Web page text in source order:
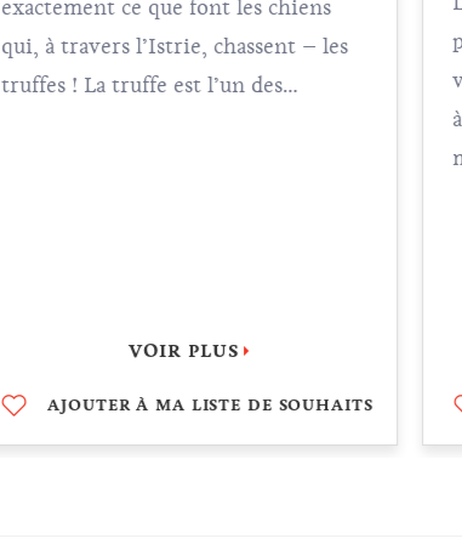
exactement ce que font les chiens
qui, à travers l’Istrie, chassent – les
truffes ! La truffe est l’un des
romagnola – connues aussi comme
chien truffier.
VOIR PLUS
AJOUTER À MA LISTE DE SOUHAITS